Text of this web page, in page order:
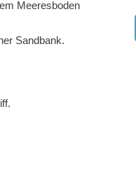
Meeresboden
Sandbank.